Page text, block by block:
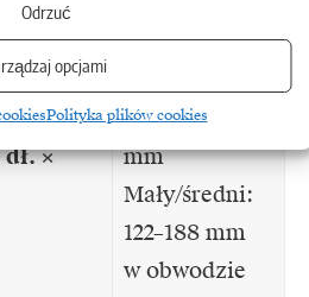
Odrzuć
opcjami
Polityka plików cookies
paska
etui
×
43 x 43 x 11,6
mm
Mały/średni:
122–188 mm
w obwodzie